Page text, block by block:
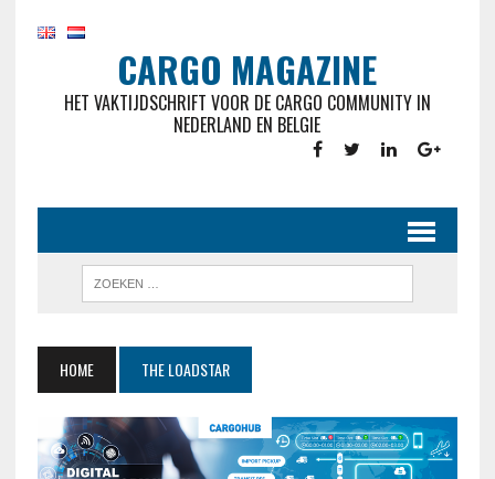
CARGO MAGAZINE
HET VAKTIJDSCHRIFT VOOR DE CARGO COMMUNITY IN
NEDERLAND EN BELGIE
HOME THE LOADSTAR